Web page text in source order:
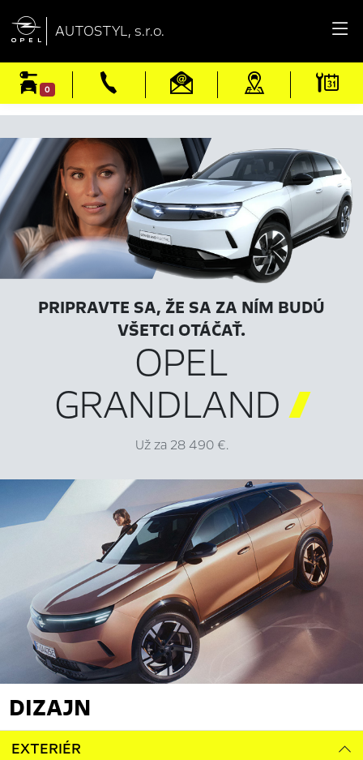
 AUTOSTYL, s.r.o.
0
PRIPRAVTE SA, ŽE SA ZA NÍM BUDÚ
VŠETCI OTÁČAŤ.
OPEL
GRANDLAND
Už za 28 490 €.
DIZAJN
EXTERIÉR